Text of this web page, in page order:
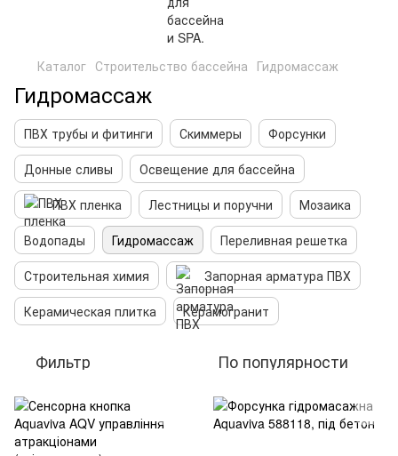
Каталог Строительство бассейна Гидромассаж
Гидромассаж
ПВХ трубы и фитинги Скиммеры
Форсунки
Донные сливы
Освещение для бассейна
ПВХ пленка
Лестницы и поручни
Мозаика
Водопады
Гидромассаж
Переливная решетка
Строительная химия
Запорная арматура ПВХ
Керамическая плитка
Керамогранит
Фильтр По популярности